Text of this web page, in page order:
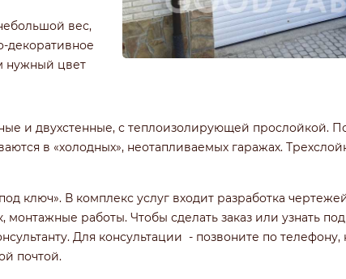
вес,
декоративное
нужный цвет
и двухстенные, с теплоизолирующей прослойкой.
в «холодных», неотапливаемых гаражах.
ключ». В комплекс услуг входит разработка
монтажные работы. Чтобы сделать заказ или узнать
Для консультации - позвоните по
почтой.